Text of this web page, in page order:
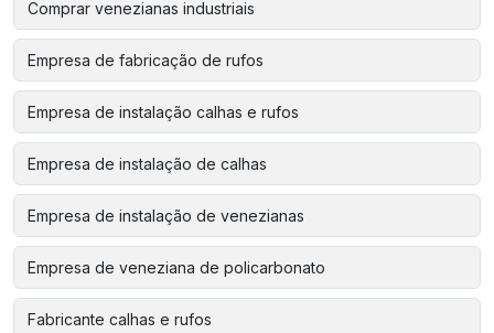
Comprar venezianas industriais
Empresa de fabricação de rufos
Empresa de instalação calhas e rufos
Empresa de instalação de calhas
Empresa de instalação de venezianas
Empresa de veneziana de policarbonato
Fabricante calhas e rufos